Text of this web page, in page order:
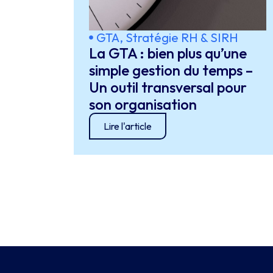
GTA, Stratégie RH & SIRH
La GTA : bien plus qu’une
simple gestion du temps –
Un outil transversal pour
son organisation
Lire l'article